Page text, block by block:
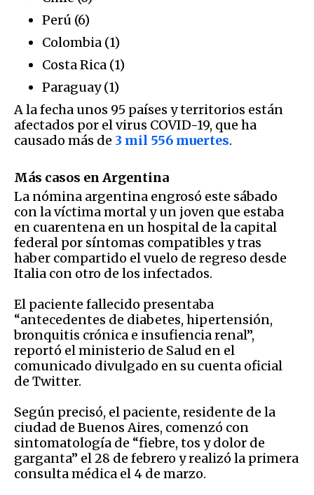
Perú (6)
Colombia (1)
Costa Rica (1)
Paraguay (1)
A la fecha unos 95 países y territorios están
afectados por el virus COVID-19, que ha
causado más de 3 mil 556 muertes.
Más casos en Argentina
La nómina argentina engrosó este sábado
con la víctima mortal y un joven que estaba
en cuarentena en un hospital de la capital
federal por síntomas compatibles y tras
haber compartido el vuelo de regreso desde
Italia con otro de los infectados.
El paciente fallecido presentaba
“antecedentes de diabetes, hipertensión,
bronquitis crónica e insufiencia renal”,
reportó el ministerio de Salud en el
comunicado divulgado en su cuenta oficial
de Twitter.
Según precisó, el paciente, residente de la
ciudad de Buenos Aires, comenzó con
sintomatología de “fiebre, tos y dolor de
garganta” el 28 de febrero y realizó la primera
consulta médica el 4 de marzo.